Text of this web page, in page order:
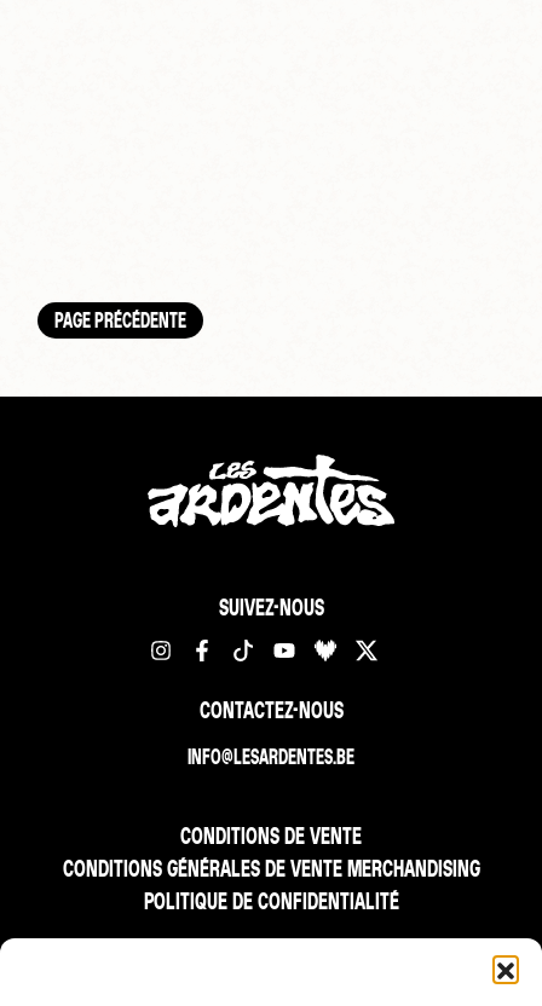
PAGE PRÉCÉDENTE
SUIVEZ-NOUS
CONTACTEZ-NOUS
INFO@LESARDENTES.BE
CONDITIONS DE VENTE
CONDITIONS GÉNÉRALES DE VENTE MERCHANDISING
POLITIQUE DE CONFIDENTIALITÉ